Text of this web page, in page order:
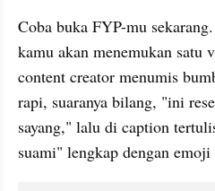
Coba buka FYP-mu
kamu akan menemukan satu
content creator menumis
rapi, suaranya bilang, "ini
sayang," lalu di caption
suami" lengkap dengan